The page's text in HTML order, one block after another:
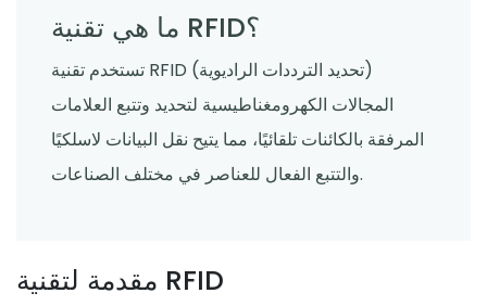
ما هي تقنية RFID؟
تستخدم تقنية RFID (تحديد الترددات الراديوية)
المجالات الكهرومغناطيسية لتحديد وتتبع العلامات
المرفقة بالكائنات تلقائيًا، مما يتيح نقل البيانات لاسلكيًا
والتتبع الفعال للعناصر في مختلف الصناعات.
مقدمة لتقنية RFID